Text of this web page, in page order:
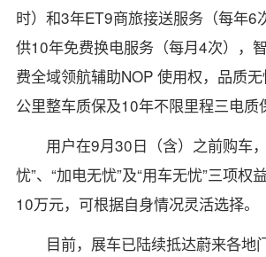
时）和3年ET9商旅接送服务（每年6
供10年免费换电服务（每月4次），
费全域领航辅助NOP 使用权，品质
公里整车质保及10年不限里程三电质
用户在9月30日（含）之前购车
忧”、“加电无忧”及“用车无忧”三项权
10万元，可根据自身情况灵活选择。
目前，展车已陆续抵达蔚来各地